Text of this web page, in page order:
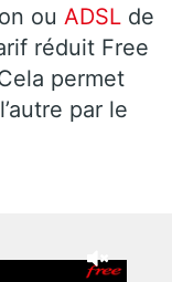
ou ADSL de
réduit Free
permet
par le